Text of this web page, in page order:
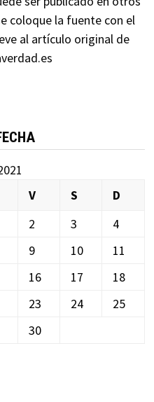
coloque la fuente con el
al artículo original de
V S
D
2 3
4
9 10
11
16 17
18
23 24
25
30